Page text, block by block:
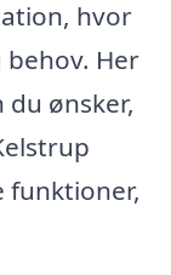
hvor
Her
ønsker,
funktioner,